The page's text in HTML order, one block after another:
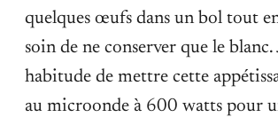
quelques œufs dans un bol tout
soin de ne conserver que le blanc.
habitude de mettre cette
au microonde à 600 watts pour